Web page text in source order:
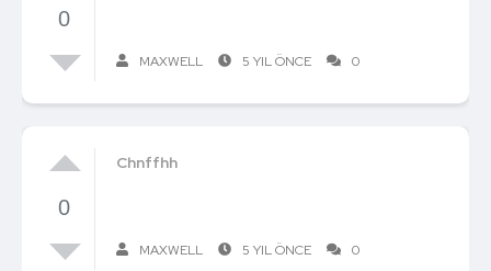
0
MAXWELL 5 YIL ÖNCE 0
0
Chnffhh
MAXWELL 5 YIL ÖNCE 0